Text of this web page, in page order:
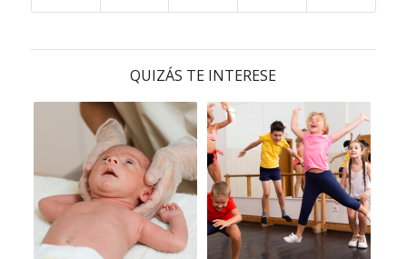
QUIZÁS TE INTERESE